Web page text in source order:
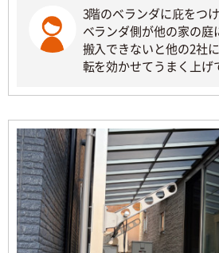
3階のベランダに庇をつ
ベランダ側が他の家の
搬入できないと他の2社
転を効かせてうまく上げ